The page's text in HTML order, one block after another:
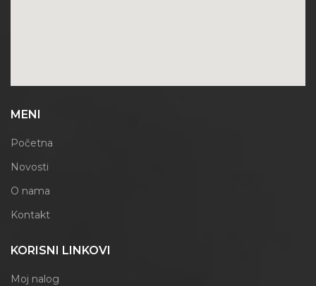
MENI
Početna
Novosti
O nama
Kontakt
KORISNI LINKOVI
Moj nalog